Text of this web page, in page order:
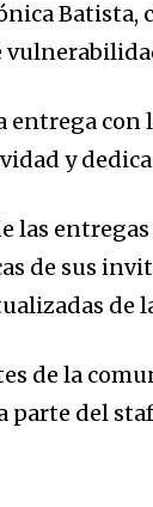
Batista,
entrega
y
las
de sus
de
de la
del